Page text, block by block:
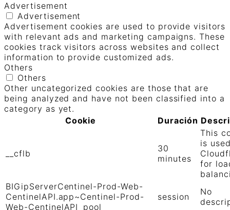
Advertisement
Advertisement
Advertisement cookies are used to provide visitors
with relevant ads and marketing campaigns. These
cookies track visitors across websites and collect
information to provide customized ads.
Others
Others
Other uncategorized cookies are those that are
being analyzed and have not been classified into a
category as yet.
Cookie
Duración
__cflb
30
minutes
This
is
for
BIGipServerCentinel-Prod-Web-
CentinelAPI.app~Centinel-Prod-
Web-CentinelAPI_pool
session
No